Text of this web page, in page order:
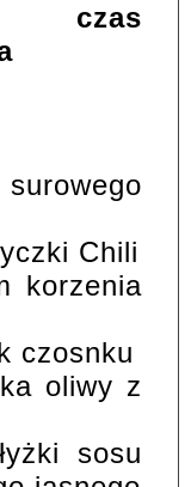
czas
Chili
korzenia
czosnku
oliwy z
sosu